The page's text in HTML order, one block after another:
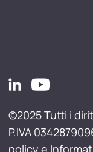
©2025 Tutti i
P.IVA